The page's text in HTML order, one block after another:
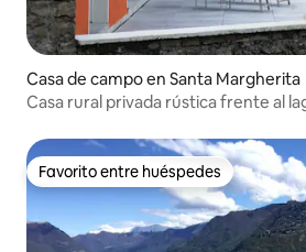
Casa de campo en Santa Margherita
Casa rural privada rústica frente al
Favorito entre huéspedes
Favorito entre huéspedes